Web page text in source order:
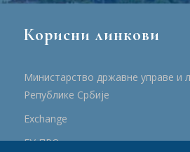
Корисни линкови
Министарство државне управе и
Републике Србије
Еxchange
ЕУ ПРО